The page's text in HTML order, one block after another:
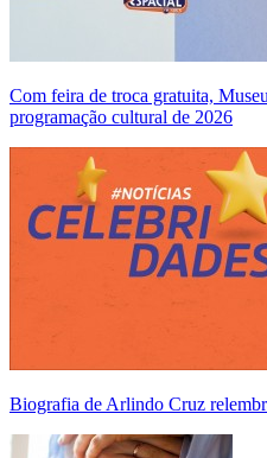
Com feira de troca gratuita,
programação cultural de 2026
Biografia de Arlindo Cruz